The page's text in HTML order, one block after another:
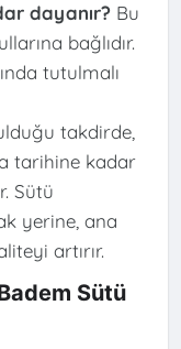
dayanır?Bu
bağlıdır.
tutulmalı
takdirde,
tarihine kadar
Sütü
yerine, ana
artırır.
Sütü